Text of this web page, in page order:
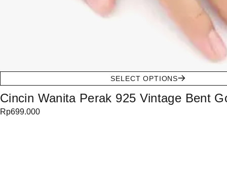
SELECT OPTIONS
Cincin Wanita Perak 925 Vintage Bent
Rp699.000